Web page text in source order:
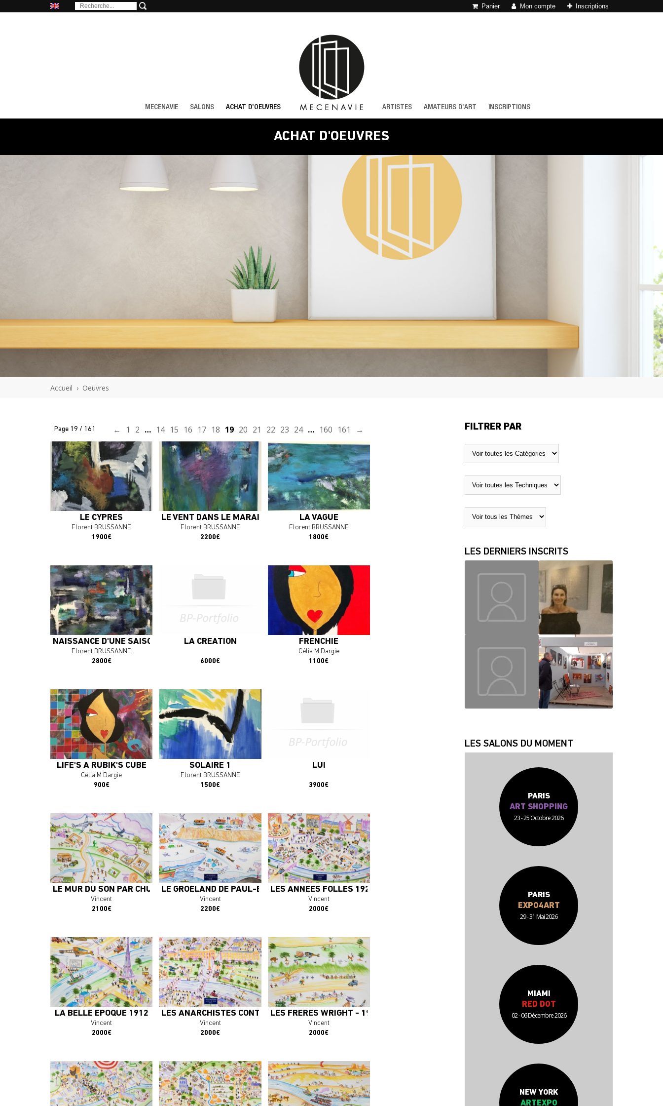
Panier Mon compte Inscriptions
ACHAT D’OEUVRES
SALONS
MECENAVIE ARTISTES AMATEURS D’ART INSCRIPTIONS
ACHAT D'OEUVRES
Accueil › Oeuvres
Page 19 / 161 ← 1 2 … 14 15 16 17 18 19 20 21 22 23 24 … 160 161 →
LE CYPRES
Florent BRUSSANNE
1900€
En savoir plus
LE VENT DANS LE MARAIS
Florent BRUSSANNE
2200€
En savoir plus
LA VAGUE
Florent BRUSSANNE
1800€
En savoir plus
NAISSANCE D'UNE SAISON
Florent BRUSSANNE
2800€
En savoir plus
J'ACHÈTE L'OEUVRE
LA CRÉATION
6000€
En savoir plus
J'ACHÈTE L'OEUVRE
FRENCHIE
Célia M Dargie
1100€
En savoir plus
J'ACHÈTE L'OEUVRE
LIFE'S A RUBIK'S CUBE
Célia M Dargie
900€
En savoir plus
J'ACHÈTE L'OEUVRE
SOLAIRE 1
Florent BRUSSANNE
1500€
J'ACHÈTE L'OEUVRE
LUI
3900€
En savoir plus
J'ACHÈTE L'OEUVRE
LE MUR DU SON PAR CHUCK YEAGER 1947
Vincent
2100€
En savoir plus
J'ACHÈTE L'OEUVRE
LE GROELAND DE PAUL-EMILE VICTOR 1948
Vincent
2200€
En savoir plus
J'ACHÈTE L'OEUVRE
LES ANNÉES FOLLES 1924
Vincent
2000€
J'ACHÈTE L'OEUVRE
LA BELLE ÉPOQUE 1912
Vincent
2000€
En savoir plus
J'ACHÈTE L'OEUVRE
LES ANARCHISTES CONTRE LE "TIGRE" 1910
Vincent
2000€
En savoir plus
J'ACHÈTE L'OEUVRE
LES FRÈRES WRIGHT - 1903
Vincent
2000€
En savoir plus
J'ACHÈTE L'OEUVRE
En savoir plus
J'ACHÈTE L'OEUVRE
En savoir plus
J'ACHÈTE L'OEUVRE
En savoir plus
J'ACHÈTE L'OEUVRE
En savoir plus En savoir plus En savoir plus
FILTRER PAR
LES DERNIERS INSCRITS
CHRISLAINE
LES SALONS DU MOMENT
PARIS
ART SHOPPING
23 - 25 Octobre 2026
PARIS
EXPO4ART
29 - 31 Mai 2026
MIAMI
RED DOT
02 - 06 Décembre 2026
NEW YORK
ARTEXPO